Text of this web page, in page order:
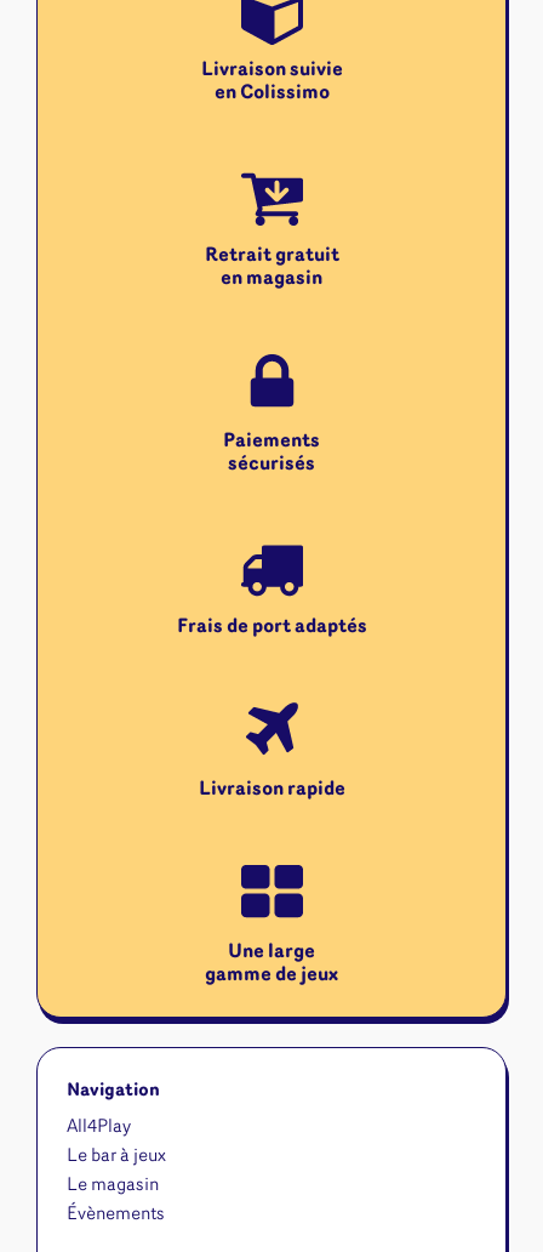
Livraison suivie
en Colissimo
Retrait gratuit
en magasin
Paiements
sécurisés
Frais de port adaptés
Livraison rapide
Une large
gamme de jeux
Navigation
All4Play
Le bar à jeux
Le magasin
Évènements